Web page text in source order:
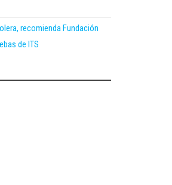
recomienda Fundación
de ITS